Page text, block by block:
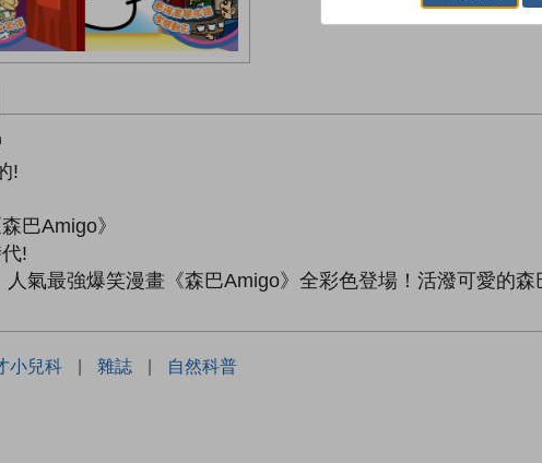
!
巴Amigo》
!
人氣最強爆笑漫畫《森巴Amigo》全彩色登場！活潑可愛的
小兒科 | 雜誌 | 自然科普